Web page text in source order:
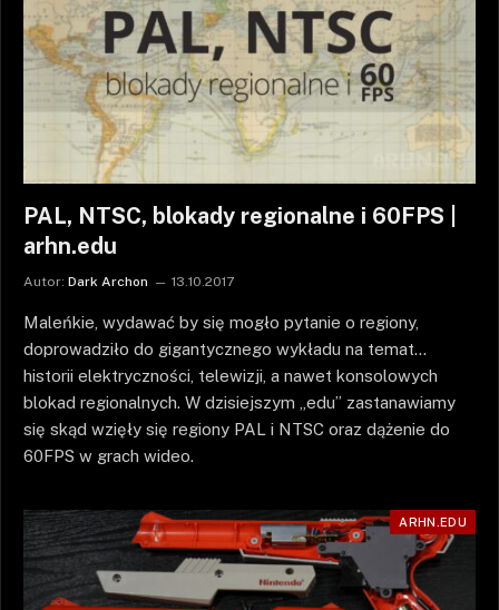
PAL, NTSC, blokady regionalne i 60FPS |
arhn.edu
Autor: Dark Archon 13.10.2017
Maleńkie, wydawać by się mogło pytanie o regiony,
doprowadziło do gigantycznego wykładu na temat…
historii elektryczności, telewizji, a nawet konsolowych
blokad regionalnych. W dzisiejszym „edu” zastanawiamy
się skąd wzięły się regiony PAL i NTSC oraz dążenie do
60FPS w grach wideo.
ARHN.EDU